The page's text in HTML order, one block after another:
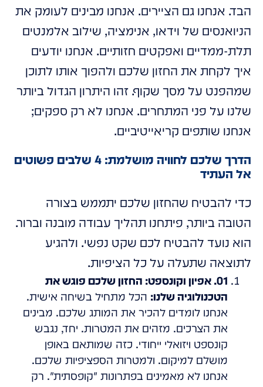
הבד. אנחנו גם הציירים. אנחנו מבינים לעומק את
הניואנסים של וידאו, אנימציה, שילוב אלמנטים
תלת-ממדיים ואפקטים חזותיים. אנחנו יודעים
איך לקחת את החזון שלכם ולהפוך אותו לתוכן
שמהפנט על מסך שקוף. זהו היתרון הגדול ביותר
שלנו על פני המתחרים. אנחנו לא רק ספקים;
אנחנו שותפים קריאייטיביים.
הדרך שלכם לחוויה מושלמת: 4 שלבים פשוטים
אל העתיד
כדי להבטיח שהחזון שלכם יתממש בצורה
הטובה ביותר, פיתחנו תהליך עבודה מובנה וברור.
הוא נועד להבטיח לכם שקט נפשי. ולהגיע
לתוצאה שתעלה על כל הציפיות.
01. אפיון וקונספט: החזון שלכם פוגש את
הטכנולוגיה שלנו: הכל מתחיל בשיחה אישית.
אנחנו לומדים להכיר את המותג שלכם. מבינים
את הצרכים. מזהים את המטרות. יחד, נגבש
קונספט ויזואלי ייחודי. כזה שמותאם באופן
מושלם למיקום. ולמטרות הספציפיות שלכם.
אנחנו לא מאמינים בפתרונות "קופסתית". רק